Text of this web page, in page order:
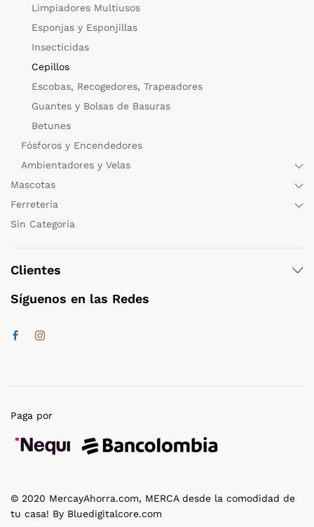
Limpiadores Multiusos
Esponjas y Esponjillas
Insecticidas
Cepillos
Escobas, Recogedores, Trapeadores
Guantes y Bolsas de Basuras
Betunes
Fósforos y Encendedores
Ambientadores y Velas
Mascotas
Ferretería
Sin Categoría
Clientes
Síguenos en las Redes
© 2020 MercayAhorra.com, MERCA desde la comodidad de
tu casa! By Bluedigitalcore.com
Paga por